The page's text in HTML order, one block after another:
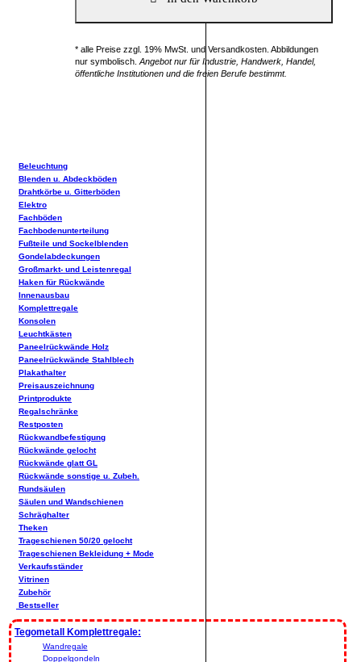
* alle Preise zzgl. 19% MwSt. und Versandkosten. Abbildungen
nur symbolisch. Angebot nur für Industrie, Handwerk, Handel,
öffentliche Institutionen und die freien Berufe bestimmt.
Beleuchtung
Blenden u. Abdeckböden
Drahtkörbe u. Gitterböden
Elektro
Fachböden
Fachbodenunterteilung
Fußteile und Sockelblenden
Gondelabdeckungen
Großmarkt- und Leistenregal
Haken für Rückwände
Innenausbau
Komplettregale
Konsolen
Leuchtkästen
Paneelrückwände Holz
Paneelrückwände Stahlblech
Plakathalter
Preisauszeichnung
Printprodukte
Regalschränke
Restposten
Rückwandbefestigung
Rückwände gelocht
Rückwände glatt GL
Rückwände sonstige u. Zubeh.
Rundsäulen
Säulen und Wandschienen
Schräghalter
Theken
Trageschienen 50/20 gelocht
Trageschienen Bekleidung + Mode
Verkaufsständer
Vitrinen
Zubehör
Bestseller
Tegometall Komplettregale:
Wandregale
Doppelgondeln